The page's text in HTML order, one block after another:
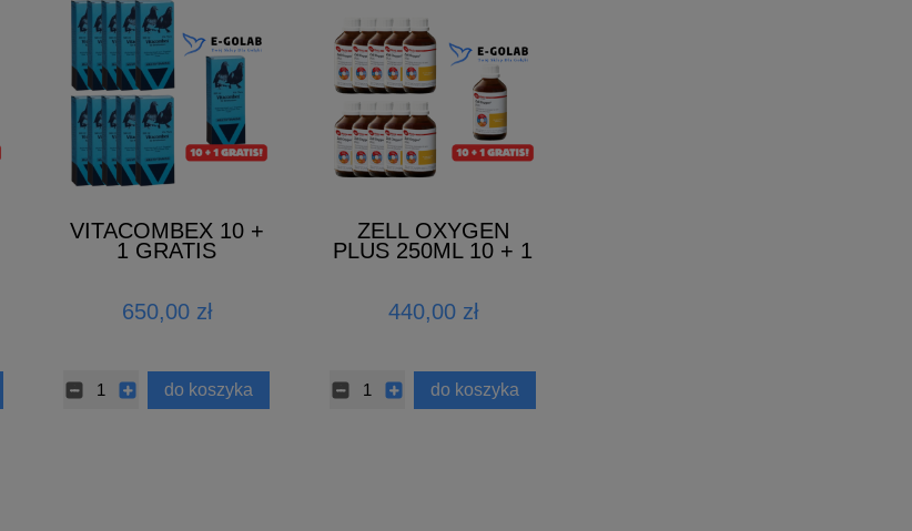
VITACOMBEX 10 +
1 GRATIS
650,00 zł
do koszyka
ZELL OXYGEN
PLUS 250ML 10 + 1
440,00 zł
do koszyka